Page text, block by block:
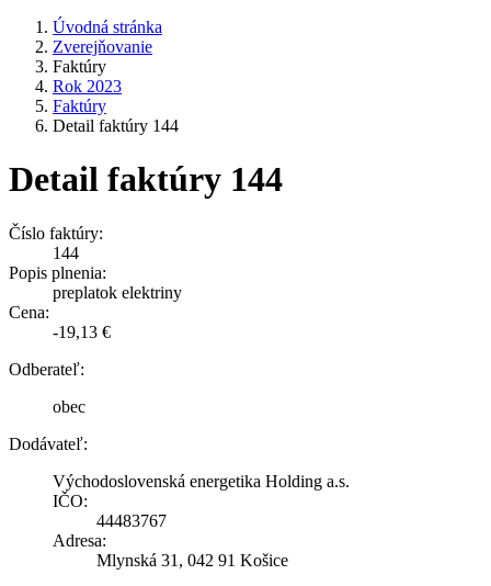
Úvodná stránka
Zverejňovanie
Faktúry
Rok 2023
Faktúry
Detail faktúry 144
Detail faktúry 144
Číslo faktúry:
144
Popis plnenia:
preplatok elektriny
Cena:
-19,13 €
Odberateľ:
obec
Dodávateľ:
Východoslovenská energetika Holding a.s.
IČO:
44483767
Adresa:
Mlynská 31, 042 91 Košice